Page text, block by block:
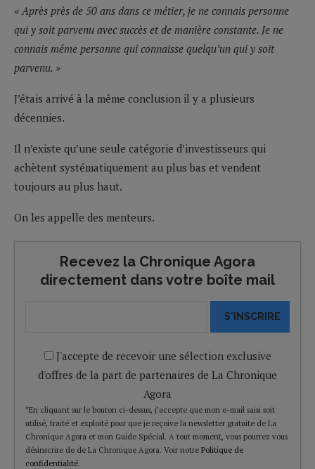
« Après près de 50 ans dans ce métier, je ne connais personne
qui y soit parvenu avec succès et de manière constante. Je ne
connais même personne qui connaisse quelqu’un qui y soit
parvenu. »
J’étais arrivé à la même conclusion il y a plusieurs
décennies.
Il n’existe qu’une seule catégorie d’investisseurs qui
achètent systématiquement au plus bas et vendent
toujours au plus haut.
On les appelle des menteurs.
Recevez la Chronique Agora
directement dans votre boîte mail
S'INSCRIRE
J'accepte de recevoir une sélection exclusive
d'offres de la part de partenaires de La Chronique
Agora
*En cliquant sur le bouton ci-dessus, j’accepte que mon e-mail saisi soit
utilisé, traité et exploité pour que je reçoive la newsletter gratuite de La
Chronique Agora et mon Guide Spécial. A tout moment, vous pourrez vous
désinscrire de de La Chronique Agora. Voir notre Politique de
confidentialité.